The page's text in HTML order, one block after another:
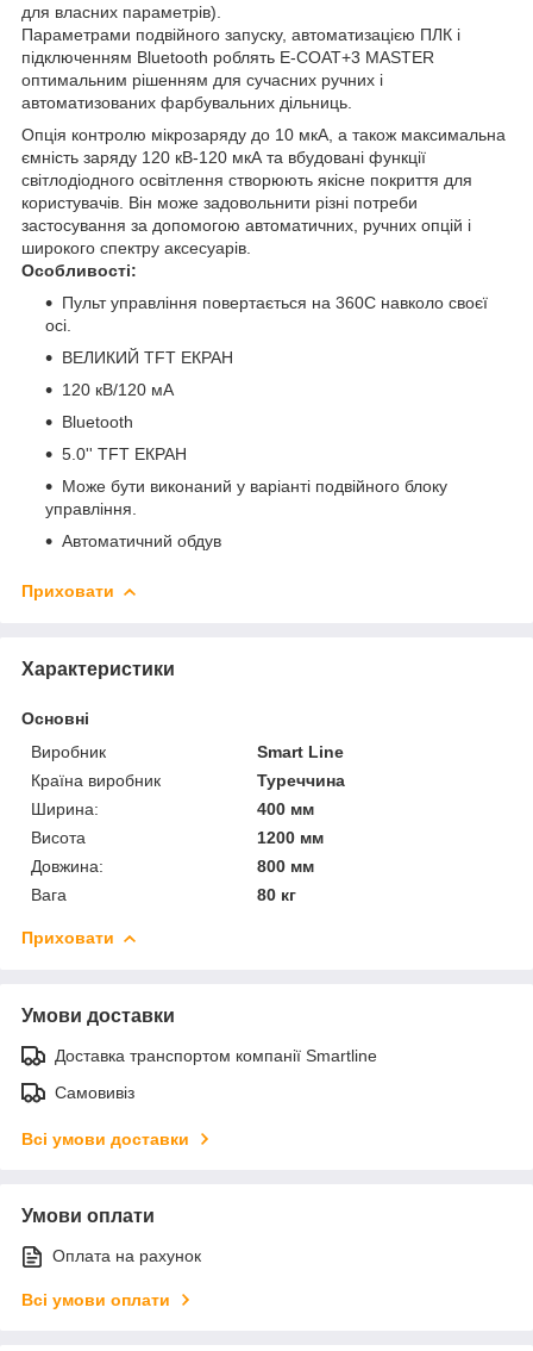
для власних параметрів).
Параметрами подвійного запуску, автоматизацією ПЛК і
підключенням Bluetooth роблять E-COAT+3 MASTER
оптимальним рішенням для сучасних ручних і
автоматизованих фарбувальних дільниць.
Опція контролю мікрозаряду до 10 мкА, а також максимальна
ємність заряду 120 кВ-120 мкА та вбудовані функції
світлодіодного освітлення створюють якісне покриття для
користувачів. Він може задовольнити різні потреби
застосування за допомогою автоматичних, ручних опцій і
широкого спектру аксесуарів.
Особливості:
Пульт управління повертається на 360С навколо своєї
осі.
ВЕЛИКИЙ TFT ЕКРАН
120 кВ/120 мА
Bluetooth
5.0'' TFT ЕКРАН
Може бути виконаний у варіанті подвійного блоку
управління.
Автоматичний обдув
Приховати
Характеристики
Основні
Виробник
Smart Line
Країна виробник
Туреччина
Ширина:
400 мм
Висота
1200 мм
Довжина:
800 мм
Вага
80 кг
Приховати
Умови доставки
Доставка транспортом компанії Smartline
Самовивіз
Всі умови доставки
Умови оплати
Оплата на рахунок
Всі умови оплати